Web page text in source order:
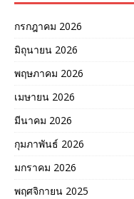
กรกฎาคม 2026
มิถุนายน 2026
พฤษภาคม 2026
เมษายน 2026
มีนาคม 2026
กุมภาพันธ์ 2026
มกราคม 2026
พฤศจิกายน 2025